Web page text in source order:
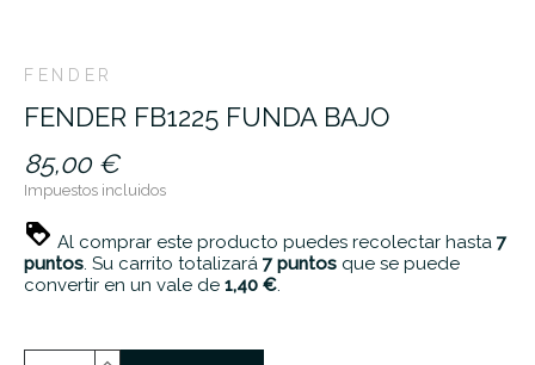
FENDER
FENDER FB1225 FUNDA BAJO
85,00 €
Impuestos incluidos
Al comprar este producto puedes recolectar hasta 7
puntos. Su carrito totalizará 7puntos que se puede
convertir en un vale de 1,40 €.